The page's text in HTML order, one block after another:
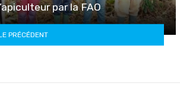
par la FAO
PRÉCÉDENT